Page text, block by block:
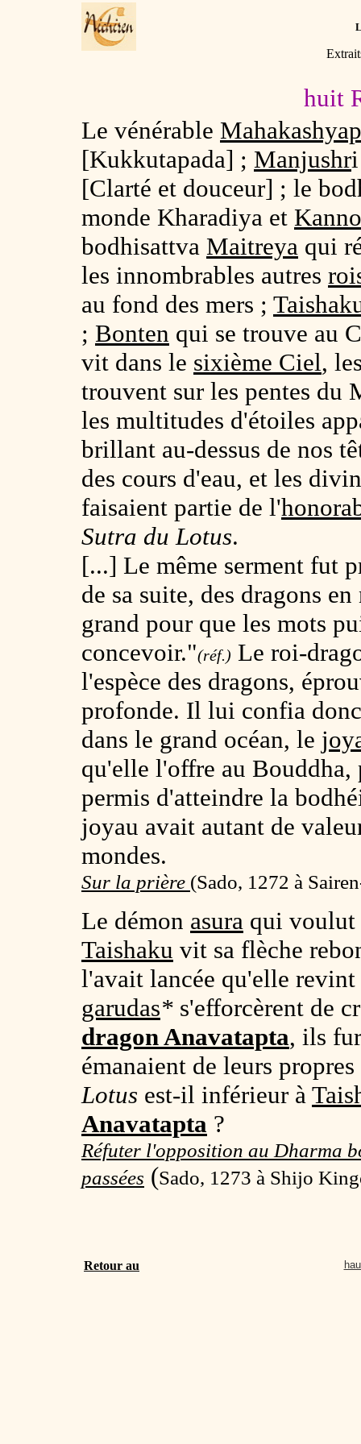
huit
Le vénérable
[Kukkutapada] ; Manjushr
[Clarté et douceur] ; le
monde Kharadiya et
bodhisattva Maitreya qui
les innombrables autres
au fond des mers ;
; Bonten qui se trouve au
vit dans le sixième Ciel,
trouvent sur les pentes du
les multitudes d'étoiles
brillant au-dessus de nos
des cours d'eau, et les
faisaient partie de l'
Sutra du Lotus.
[...] Le même serment fut
de sa suite, des dragons
grand pour que les mots
concevoir."(réf.) Le roi-
l'espèce des dragons,
profonde. Il lui confia
dans le grand océan, le
qu'elle l'offre au
permis d'atteindre la
joyau avait autant de
mondes.
Sur la prière (Sado, 1272 à
Le démon asura qui voulut
Taishaku vit sa flèche
l'avait lancée qu'elle revint
garudas* s'efforcèrent de
dragon Anavatapta, ils
émanaient de leurs
Lotus est-il inférieur à
Anavatapta ?
Réfuter l'opposition au Dharma
passées (Sado, 1273 à Shijo
Retour au